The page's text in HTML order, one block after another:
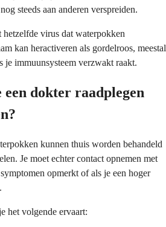
steeds aan anderen verspreiden.
virus dat waterpokken
kan heractiveren als gordelroos, meestal
je immuunsysteem verzwakt raakt.
dokter raadplegen
kunnen thuis worden behandeld
Je moet echter contact opnemen met
opmerkt of als je een hoger
het volgende ervaart: